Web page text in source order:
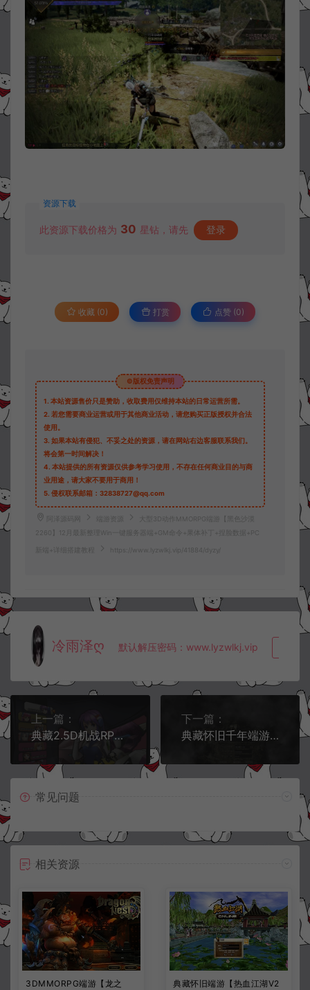
资源下载
此资源下载价格为 30 星钻，请先 登录
收藏 (0) 打赏 点赞 (0)
©版权免责声明
1. 本站资源售价只是赞助，收取费用仅维持本站的日常运营所需。
2. 若您需要商业运营或用于其他商业活动，请您购买正版授权并合法
使用。
3. 如果本站有侵犯、不妥之处的资源，请在网站右边客服联系我们。
将会第一时间解决！
4. 本站提供的所有资源仅供参考学习使用，不存在任何商业目的与商
业用途，请大家不要用于商用！
5. 侵权联系邮箱：32838727@qq.com
阿泽源码网 端游资源
大型3D动作MMORPG端游【黑色沙漠
2260】12月最新整理Win一键服务器端+GM命令+果体补丁+捏脸数据+PC
新端+详细搭建教程 https://www.lyzwlkj.vip/41884/dyzy/
冷雨泽ღ 默认解压密码：www.lyzwlkj.vip
上一篇：
典藏2.5D机战RPG端游【诸神机战OL】12月最新整理Win一键服务端+网页注册+落地官网+GM工具+修改教程+PC客户端+详细搭建教程
下一篇：
典藏怀旧千年端游【千年2】12月最新整理Win一键服务端+PC客户端+详细搭建教程
常见问题
相关资源
3DMMORPG端游【龙之
典藏怀旧端游【热血江湖V2